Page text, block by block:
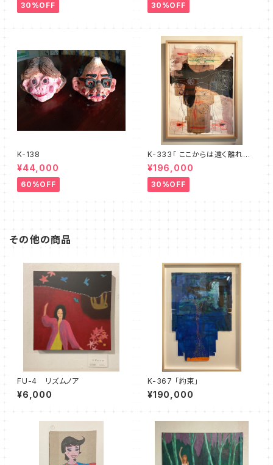
30%OFF 30%OFF
K-138
¥44,000
60%OFF
K-333「 ここからは遠く離れた、
地球という惑星での出来事」
¥196,000
30%OFF
その他の商品
FU-4 リズムノア
¥6,000
K-367 「約束」
¥190,000